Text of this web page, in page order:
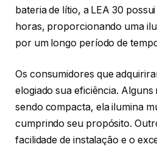
bateria de lítio, a LEA 30
horas, proporcionando uma
por um longo período de
Os consumidores que
elogiado sua eficiência.
sendo compacta, ela ilumina
cumprindo seu propósito.
facilidade de instalação e o